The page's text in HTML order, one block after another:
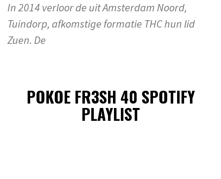
In 2014 verloor de uit Amsterdam Noord,
Tuindorp, afkomstige formatie THC hun lid
Zuen. De
POKOE FR3SH 40 SPOTIFY
PLAYLIST